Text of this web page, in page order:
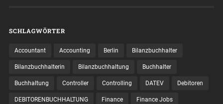
SCHLAGWÖRTER
Accountant Accounting Berlin Bilanzbuchhalter
Bilanzbuchhalterin Bilanzbuchhaltung Buchhalter
Buchhaltung Controller Controlling DATEV Debitoren
DEBITORENBUCHHALTUNG Finance Finance Jobs